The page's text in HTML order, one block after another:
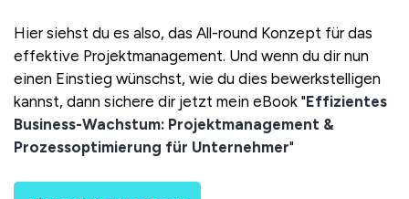
Hier siehst du es also, das All-round Konzept für das
effektive Projektmanagement. Und wenn du dir nun
einen Einstieg wünschst, wie du dies bewerkstelligen
kannst, dann sichere dir jetzt mein eBook "Effizientes
Business-Wachstum: Projektmanagement &
Prozessoptimierung für Unternehmer"